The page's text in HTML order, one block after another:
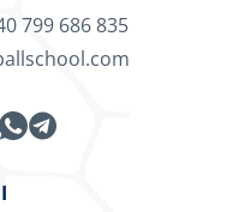
799 686 835